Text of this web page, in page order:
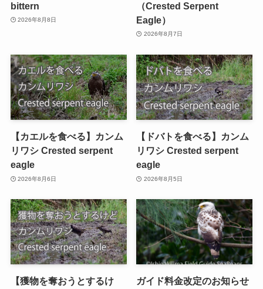
bittern
2026年8月8日
（Crested Serpent
Eagle）
2026年8月7日
【カエルを食べる】カンム
リワシ Crested serpent
eagle
2026年8月6日
【ドバトを食べる】カンム
リワシ Crested serpent
eagle
2026年8月5日
【獲物を奪おうとするけ
ガイド料金改定のお知らせ